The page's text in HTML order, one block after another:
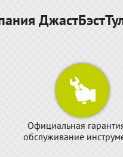
Официальная
обслуживание